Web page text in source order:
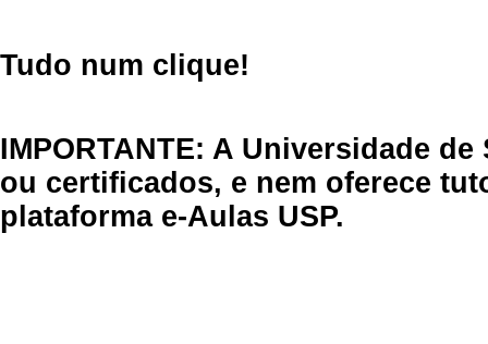
Tudo num clique!
IMPORTANTE: A Universidade
ou certificados, e nem oferece
plataforma e-Aulas USP.